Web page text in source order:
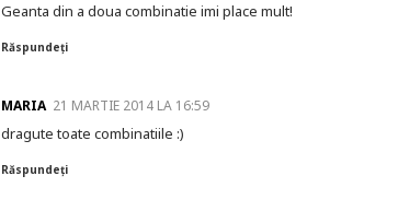
Geanta din a doua combinatie imi place mult!
Răspundeți
MARIA 21 MARTIE 2014 LA 16:59
dragute toate combinatiile :)
Răspundeți